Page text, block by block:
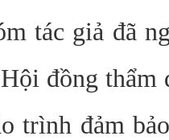
tác giả đã
đồng thẩm
trình đảm